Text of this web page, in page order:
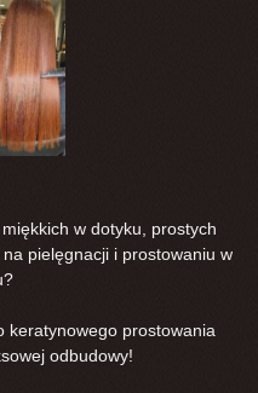
w dotyku, prostych
pielęgnacji i prostowaniu w
keratynowego prostowania
odbudowy!